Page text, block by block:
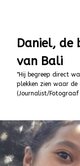
primaire
inhoudDaniel, de
van Bali
"Hij begreep direct
plekken zien waar
(Journalist/Fotograaf